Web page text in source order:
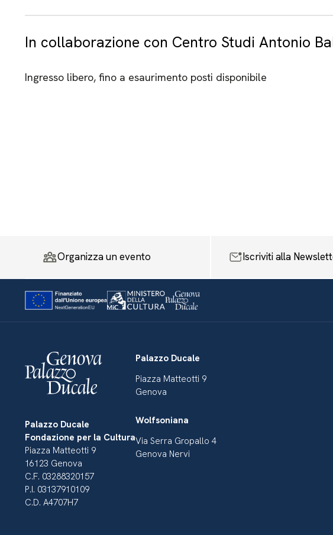
In collaborazione con Centro Studi Antonio
Ingresso libero, fino a esaurimento posti disponibile
Organizza un evento Iscriviti alla
Palazzo Ducale
Fondazione per la Cultura
Piazza Matteotti 9
16123 Genova
C.F. 03288320157
P.I. 03137910109
C.D. A4707H7
Palazzo Ducale
Piazza Matteotti 9
Genova
Wolfsoniana
Via Serra Gropallo 4
Genova Nervi